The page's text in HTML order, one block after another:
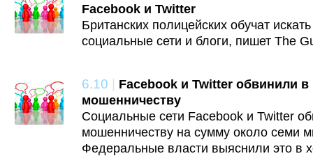
Facebook и Twitter
Британских полицейских обучат
социальные сети и блоги, пишет The
6.10 | Facebook и Twitter обвинили в
мошенничеству
Социальные сети Facebook и Twitter
мошенничеству на сумму около семи
Федеральные власти выяснили это в